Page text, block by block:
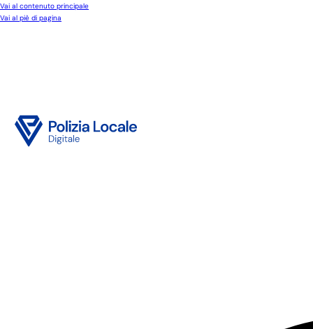
Vai al contenuto principale
Vai al piè di pagina